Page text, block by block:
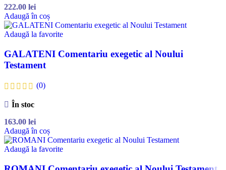
222.00 lei
Adaugă în coș
Adaugă la favorite
GALATENI Comentariu exegetic al Noului
Testament
(0)
În stoc
163.00 lei
Adaugă în coș
Adaugă la favorite